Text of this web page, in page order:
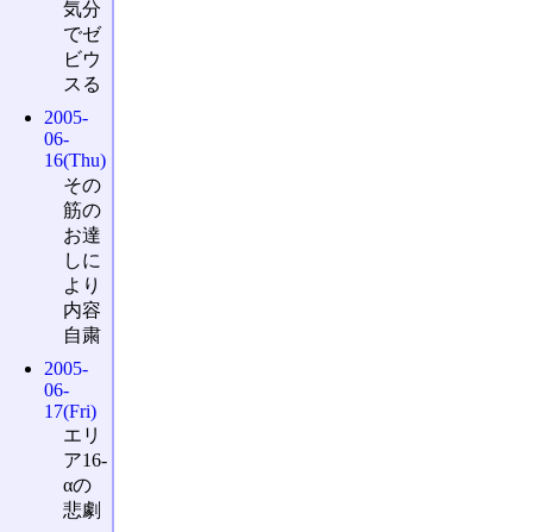
気分
でゼ
ビウ
スる
2005-
06-
16(Thu)
その
筋の
お達
しに
より
内容
自粛
2005-
06-
17(Fri)
エリ
ア16-
αの
悲劇